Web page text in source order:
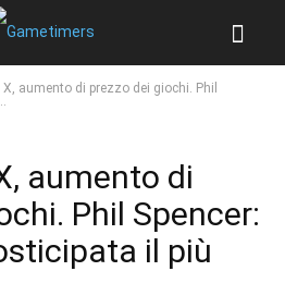
X, aumento di prezzo dei giochi. Phil
aumento di
Phil Spencer:
il più